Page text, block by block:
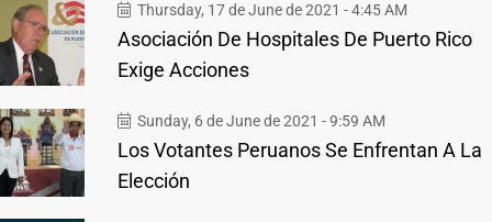
Thursday, 17 de June de 2021 - 4:45 AM
Asociación De Hospitales De Puerto Rico
Exige Acciones
Sunday, 6 de June de 2021 - 9:59 AM
Los Votantes Peruanos Se Enfrentan A La
Elección